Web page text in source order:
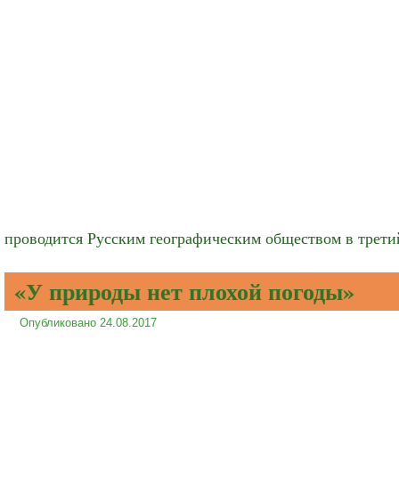
проводится Русским географическим обществом в
«У природы нет плохой погоды»
Опубликовано 24.08.2017